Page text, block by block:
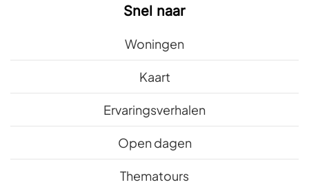
Snel naar
Woningen
Kaart
Ervaringsverhalen
Open dagen
Thematours